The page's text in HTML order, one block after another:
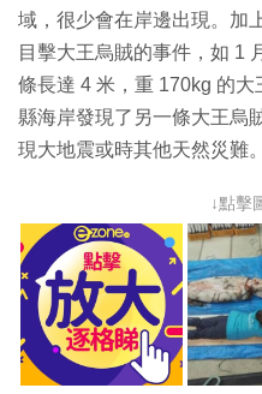
域，很少會在岸邊出現。加
目擊大王烏賊的事件，如 1
條長達 4 米，重 170kg 的
縣海岸發現了另一條大王烏
現大地震或時其他天然災難。
↓點擊